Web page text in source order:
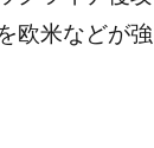
米などが強